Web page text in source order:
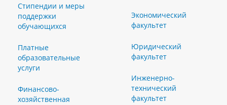
Стипендии и меры
поддержки
обучающихся
Платные
образовательные
услуги
Финансово-
хозяйственная
Экономический
факультет
Юридический
факультет
Инженерно-
технический
факультет